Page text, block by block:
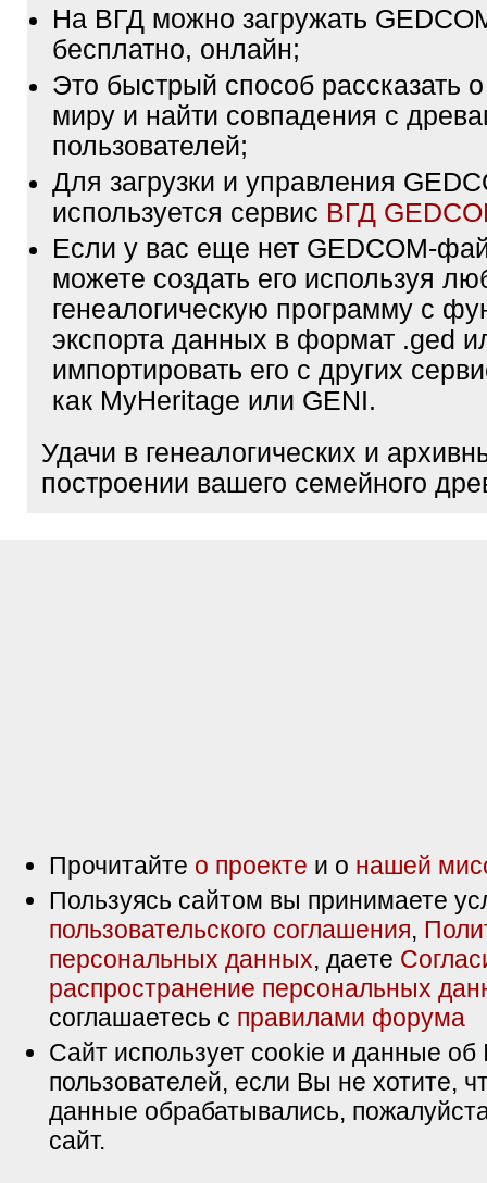
На ВГД можно загружать
бесплатно, онлайн;
Это быстрый способ рассказать
миру и найти совпадения с
пользователей;
Для загрузки и управления
используется сервис ВГД
Если у вас еще нет GEDCOM-
можете создать его используя
генеалогическую программу с
экспорта данных в формат .ged
импортировать его с других
как MyHeritage или GENI.
Удачи в генеалогических и
построении вашего семейного
Прочитайте о проекте и о нашей
Пользуясь сайтом вы принимаете
пользовательского соглашения,
персональных данных, даете
распространение персональных
соглашаетесь с правилами форума
Сайт использует cookie и данные об
пользователей, если Вы не хотите,
данные обрабатывались,
сайт.